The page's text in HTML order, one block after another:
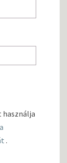
használja
.